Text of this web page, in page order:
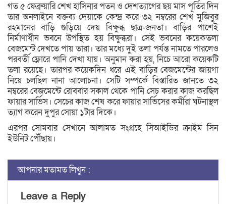
গত ৫ ফেব্রুয়ারি শেখ হাসিনার পতন ও দেশত্যাগের ছয় মাস পূর্তির দিন
তার অনলাইনে বক্তব্য দেয়াকে কেন্দ্র করে ৩২ নম্বরের শেখ মুজিবুর
রহমানের বাড়ি গুড়িয়ে দেয় বিক্ষুব্ধ ছাত্র-জনতা। বাড়ির পাশেই
নির্মাণাধীন ভবনে উপস্থিত হয় বিক্ষুব্ধরা। সেই ভবনের কয়েকতলা
বেজমেন্ট দেখতে পায় তারা। তার মধ্যে দুই তলা পর্যন্ত নামতে পারলেও
পরবর্তী ফ্লোরে পানি দেখা যায়। অনুমান করা হয়, নিচে আরো কয়েকটি
তলা রয়েছে। তারপর কয়েকদিন ধরে এই বাড়ির বেজমেন্টের জায়গা
নিয়ে চলছিল নানা আলোচনা। সেটি সম্পর্কে বিস্তারিত জানতে ৩২
নম্বরের বেজমেন্টে রোববার সকাল থেকে পানি সেচ করার কাজ করছিল
ফায়ার সার্ভিস। সেচের কাজ শেষ করে ফায়ার সার্ভিসের কর্মীরা ঘটনাস্থল
ত্যাগ করেন দুপুর সোয়া ১টার দিকে।
এরপর সোমবার সেখানে আলামত সংগ্রহে সিআইডির ক্রাইম সিন
ইউনিট পৌঁছায়।
আপনার মতামত লিখুন :
Leave a Reply